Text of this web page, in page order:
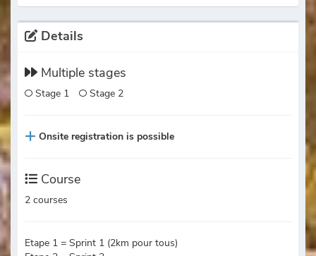
Details
Multiple stages
Stage 1 Stage 2
Onsite registration is possible
Course
2 courses
Etape 1 = Sprint 1 (2km pour tous)